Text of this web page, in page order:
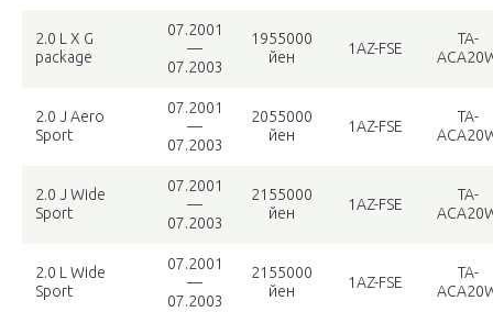
2.0 L X G
package
07.2001
—
07.2003
1955000
йен
1AZ-FSE
TA-
2.0 J Aero
Sport
07.2001
—
07.2003
2055000
йен
1AZ-FSE
TA-
2.0 J Wide
Sport
07.2001
—
07.2003
2155000
йен
1AZ-FSE
TA-
2.0 L Wide
Sport
07.2001
—
07.2003
2155000
йен
1AZ-FSE
TA-